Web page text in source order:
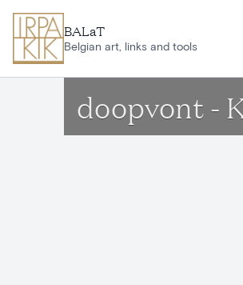
BALaT
Belgian art, links and tools
doopvont -